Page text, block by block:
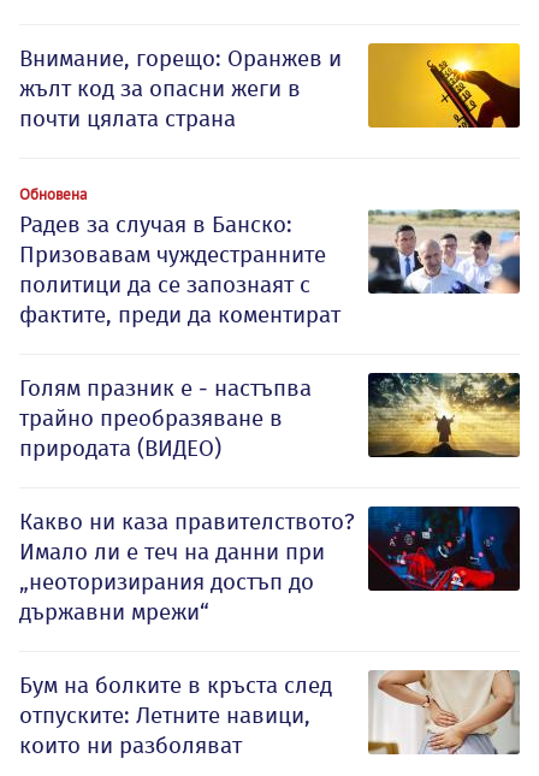
Внимание, горещо: Оранжев и
жълт код за опасни жеги в
почти цялата страна
Обновена
Радев за случая в Банско:
Призовавам чуждестранните
политици да се запознаят с
фактите, преди да коментират
Голям празник е - настъпва
трайно преобразяване в
природата (ВИДЕО)
Какво ни каза правителството?
Имало ли е теч на данни при
„неоторизирания достъп до
държавни мрежи“
Бум на болките в кръста след
отпуските: Летните навици,
които ни разболяват